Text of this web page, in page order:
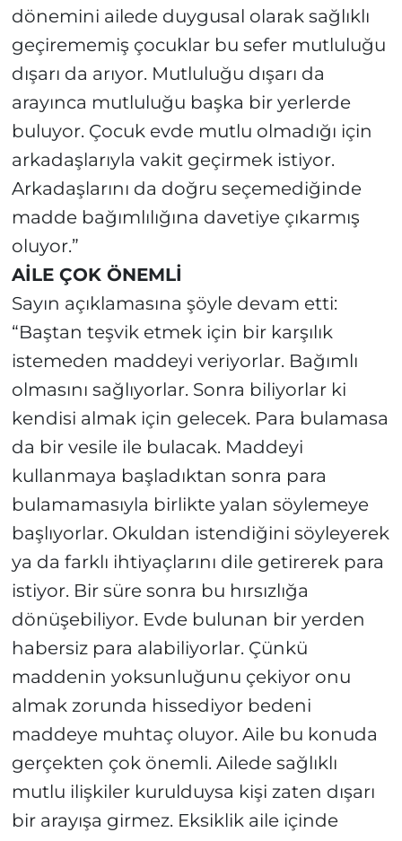
dönemini ailede duygusal olarak sağlıklı
geçirememiş çocuklar bu sefer mutluluğu
dışarı da arıyor. Mutluluğu dışarı da
arayınca mutluluğu başka bir yerlerde
buluyor. Çocuk evde mutlu olmadığı için
arkadaşlarıyla vakit geçirmek istiyor.
Arkadaşlarını da doğru seçemediğinde
madde bağımlılığına davetiye çıkarmış
oluyor.”
AİLE ÇOK ÖNEMLİ
Sayın açıklamasına şöyle devam etti:
“Baştan teşvik etmek için bir karşılık
istemeden maddeyi veriyorlar. Bağımlı
olmasını sağlıyorlar. Sonra biliyorlar ki
kendisi almak için gelecek. Para bulamasa
da bir vesile ile bulacak. Maddeyi
kullanmaya başladıktan sonra para
bulamamasıyla birlikte yalan söylemeye
başlıyorlar. Okuldan istendiğini söyleyerek
ya da farklı ihtiyaçlarını dile getirerek para
istiyor. Bir süre sonra bu hırsızlığa
dönüşebiliyor. Evde bulunan bir yerden
habersiz para alabiliyorlar. Çünkü
maddenin yoksunluğunu çekiyor onu
almak zorunda hissediyor bedeni
maddeye muhtaç oluyor. Aile bu konuda
gerçekten çok önemli. Ailede sağlıklı
mutlu ilişkiler kurulduysa kişi zaten dışarı
bir arayışa girmez. Eksiklik aile içinde